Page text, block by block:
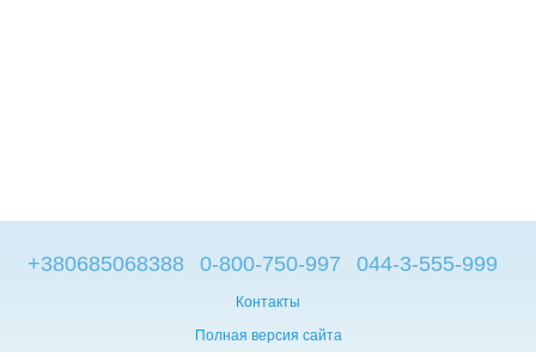
+380685068388 0-800-750-997 044-3-555-999
Контакты
Полная версия сайта